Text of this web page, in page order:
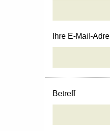
Ihre E-Mail-
Betreff